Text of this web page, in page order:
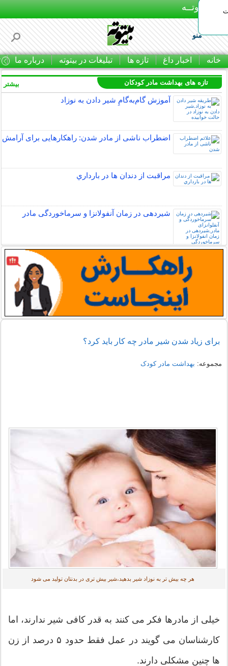
بـیتوتــه
منو
خانه اخبار داغ تازه ها تبلیغات در بیتوته درباره ما
تازه های بهداشت مادر کودکان
آموزش گام‌به‌گامِ شیر دادن به نوزاد
اضطراب ناشی از مادر شدن: راهکارهایی برای آرامش
مراقبت از دندان‌ ها در بارداري
شیردهی در زمان آنفولانزا و سرماخوردگی مادر
بیشتر
برای زیاد شدن شیر مادر چه کار باید کرد؟
مجموعه: بهداشت مادر کودک
هر چه بیش تر به نوزاد شیر بدهید،شیر بیش تری در بدنتان تولید می شود
خیلی از مادرها فکر می کنند به قدر کافی شیر ندارند، اما
کارشناسان می گویند در عمل فقط حدود ۵ درصد از زن
ها چنین مشکلی دارند.